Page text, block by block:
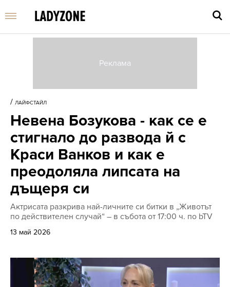
/ ЛАЙФСТАЙЛ
Невена Бозукова - как се е
стигнало до развода й с
Краси Ванков и как е
преодоляла липсата на
дъщеря си
Актрисата разкрива най-личните си битки в „Животът
по действителен случай“ – в събота от 17:00 ч. по bTV
13 май 2026